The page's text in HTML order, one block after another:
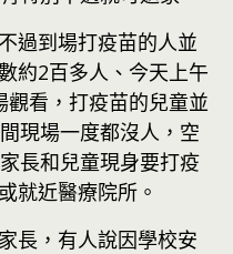
過到場打疫苗的人並
約2百多人、今天上午
看，打疫苗的兒童並
現場一度都沒人，空
長和兒童現身要打疫
就近醫療院所。
長，有人說因學校安